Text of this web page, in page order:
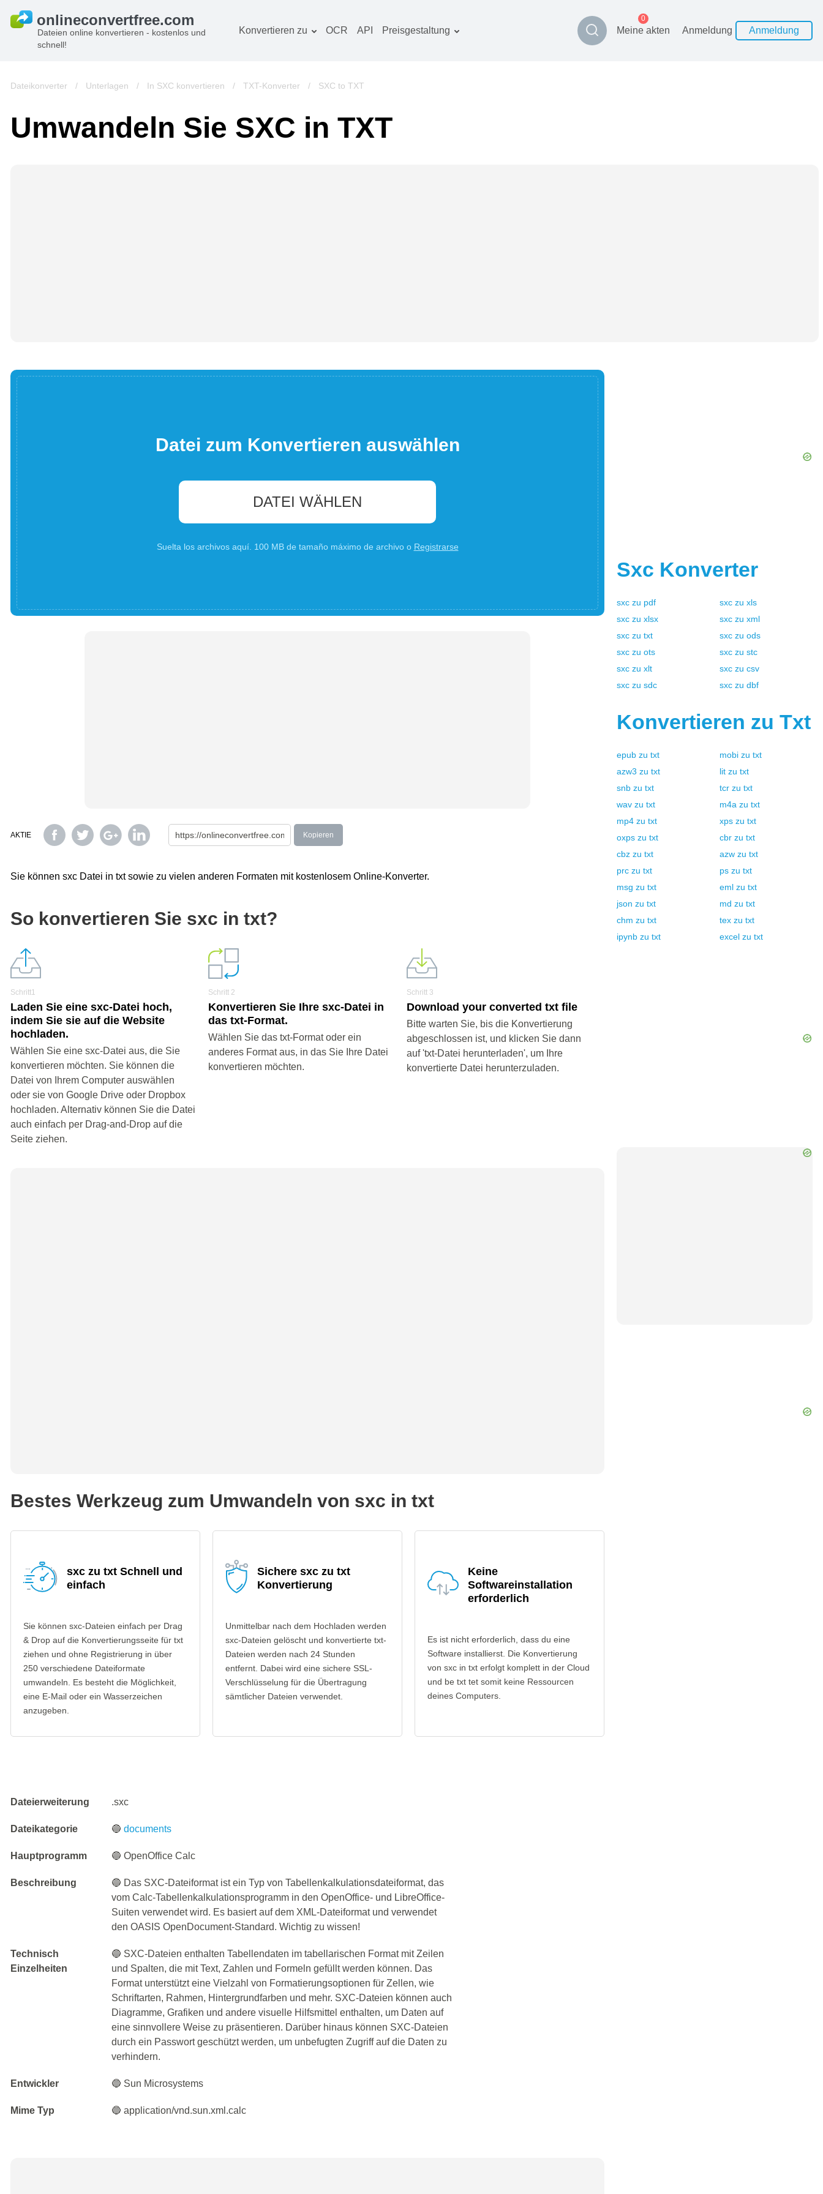
Dateien online konvertieren - kostenlos und
schnell!
Konvertieren zu
Bilderkonverter
Bücherkonverter
OCR API Preisgestaltung Meine akten
0
Anmeldung Anmeldung
Dateikonverter / Unterlagen / In SXC konvertieren / TXT-Konverter / SXC to TXT
Umwandeln Sie SXC in TXT
Datei zum Konvertieren auswählen
DATEI WÄHLEN
Suelta los archivos aquí. 100 MB de tamaño máximo de archivo o Registrarse
AKTIE Kopieren
Sie können sxc Datei in txt sowie zu vielen anderen Formaten mit kostenlosem Online-Konverter.
So konvertieren Sie sxc in txt?
Schritt1
Laden Sie eine sxc-Datei hoch,
indem Sie sie auf die Website
hochladen.
Wählen Sie eine sxc-Datei aus, die Sie
konvertieren möchten. Sie können die
Datei von Ihrem Computer auswählen
oder sie von Google Drive oder Dropbox
hochladen. Alternativ können Sie die Datei
auch einfach per Drag-and-Drop auf die
Seite ziehen.
Schritt 2
Konvertieren Sie Ihre sxc-Datei in
das txt-Format.
Wählen Sie das txt-Format oder ein
anderes Format aus, in das Sie Ihre Datei
konvertieren möchten.
Schritt 3
Download your converted txt file
Bitte warten Sie, bis die Konvertierung
abgeschlossen ist, und klicken Sie dann
auf 'txt-Datei herunterladen', um Ihre
konvertierte Datei herunterzuladen.
Bestes Werkzeug zum Umwandeln von sxc in txt
sxc zu txt Schnell und
einfach
Sie können sxc-Dateien einfach per Drag
& Drop auf die Konvertierungsseite für txt
ziehen und ohne Registrierung in über
250 verschiedene Dateiformate
umwandeln. Es besteht die Möglichkeit,
eine E-Mail oder ein Wasserzeichen
anzugeben.
Sichere sxc zu txt
Konvertierung
Unmittelbar nach dem Hochladen werden
sxc-Dateien gelöscht und konvertierte txt-
Dateien werden nach 24 Stunden
entfernt. Dabei wird eine sichere SSL-
Verschlüsselung für die Übertragung
sämtlicher Dateien verwendet.
Keine
Softwareinstallation
erforderlich
Es ist nicht erforderlich, dass du eine
Software installierst. Die Konvertierung
von sxc in txt erfolgt komplett in der Cloud
und be txt tet somit keine Ressourcen
deines Computers.
Dateierweiterung .sxc
Dateikategorie 🔵documents
Hauptprogramm 🔵 OpenOffice Calc
Beschreibung
🔵 Das SXC-Dateiformat ist ein Typ von Tabellenkalkulationsdateiformat, das
vom Calc-Tabellenkalkulationsprogramm in den OpenOffice- und LibreOffice-
Suiten verwendet wird. Es basiert auf dem XML-Dateiformat und verwendet
den OASIS OpenDocument-Standard. Wichtig zu wissen!
Technisch
Einzelheiten
🔵 SXC-Dateien enthalten Tabellendaten im tabellarischen Format mit Zeilen
und Spalten, die mit Text, Zahlen und Formeln gefüllt werden können. Das
Format unterstützt eine Vielzahl von Formatierungsoptionen für Zellen, wie
Schriftarten, Rahmen, Hintergrundfarben und mehr. SXC-Dateien können auch
Diagramme, Grafiken und andere visuelle Hilfsmittel enthalten, um Daten auf
eine sinnvollere Weise zu präsentieren. Darüber hinaus können SXC-Dateien
durch ein Passwort geschützt werden, um unbefugten Zugriff auf die Daten zu
verhindern.
Entwickler 🔵 Sun Microsystems
Mime Typ 🔵 application/vnd.sun.xml.calc
Sxc Konverter
sxc zu pdf sxc zu xls
sxc zu xlsx sxc zu xml
sxc zu txt sxc zu ods
sxc zu ots sxc zu stc
sxc zu xlt sxc zu csv
sxc zu sdc sxc zu dbf
Konvertieren zu Txt
epub zu txt mobi zu txt
azw3 zu txt lit zu txt
snb zu txt tcr zu txt
wav zu txt m4a zu txt
mp4 zu txt xps zu txt
oxps zu txt cbr zu txt
cbz zu txt azw zu txt
prc zu txt ps zu txt
msg zu txt eml zu txt
json zu txt md zu txt
chm zu txt tex zu txt
ipynb zu txt excel zu txt